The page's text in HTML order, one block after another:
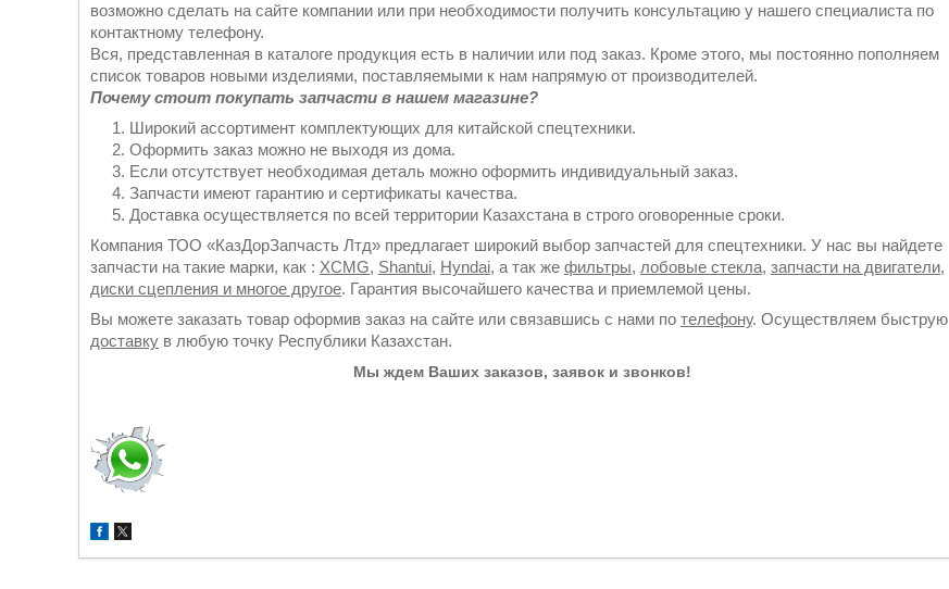
возможно сделать на сайте компании или при необходимости получить консультацию у нашего специалиста по
контактному телефону.
Вся, представленная в каталоге продукция есть в наличии или под заказ. Кроме этого, мы постоянно пополняем
список товаров новыми изделиями, поставляемыми к нам напрямую от производителей.
Почему стоит покупать запчасти в нашем магазине?
Широкий ассортимент комплектующих для китайской спецтехники.
Оформить заказ можно не выходя из дома.
Если отсутствует необходимая деталь можно оформить индивидуальный заказ.
Запчасти имеют гарантию и сертификаты качества.
Доставка осуществляется по всей территории Казахстана в строго оговоренные сроки.
Компания ТОО «КазДорЗапчасть Лтд» предлагает широкий выбор запчастей для спецтехники. У нас вы найдете
запчасти на такие марки, как : XCMG, Shantui, Hyndai, а так же фильтры, лобовые стекла, запчасти на двигатели,
диски сцепления и многое другое. Гарантия высочайшего качества и приемлемой цены.
Вы можете заказать товар оформив заказ на сайте или связавшись с нами по телефону. Осуществляем быструю
доставку в любую точку Республики Казахстан.
Мы ждем Ваших заказов, заявок и звонков!